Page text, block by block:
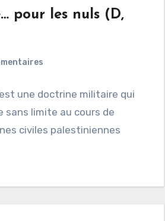
pour les nuls (D,
une doctrine militaire qui
sans limite au cours de
civiles palestiniennes